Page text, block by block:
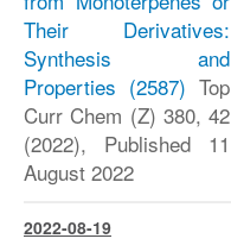
Their Derivatives:
Synthesis and
Properties (2587) Top
Curr Chem (Z) 380, 42
(2022), Published 11
August 2022
2022-08-19